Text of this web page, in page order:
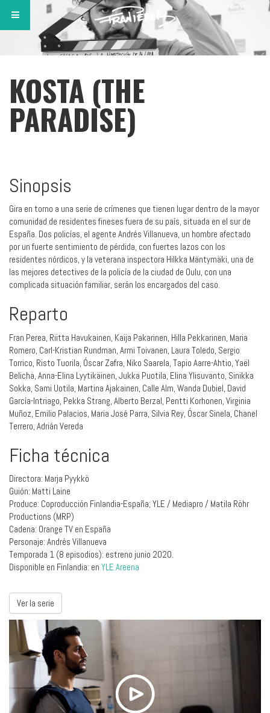
KOSTA (THE
PARADISE)
Sinopsis
Gira en torno a una serie de crímenes que tienen lugar dentro de la mayor
comunidad de residentes fineses fuera de su país, situada en el sur de
España. Dos policías, el agente Andrés Villanueva, un hombre afectado
por un fuerte sentimiento de pérdida, con fuertes lazos con los
residentes nórdicos, y la veterana inspectora Hilkka Mäntymäki, una de
las mejores detectives de la policía de la ciudad de Oulu, con una
complicada situación familiar, serán los encargados del caso.
Reparto
Fran Perea, Riitta Havukainen, Kaija Pakarinen, Hilla Pekkarinen, Maria
Romero, Carl-Kristian Rundman, Armi Toivanen, Laura Toledo, Sergio
Torrico, Risto Tuorila, Óscar Zafra, Niko Saarela, Tapio Aarre-Ahtio, Yaël
Belicha, Anna-Elina Lyytikäinen, Jukka Puotila, Elina Ylisuvanto, Sinikka
Sokka, Sami Uotila, Martina Ajakainen, Calle Alm, Wanda Dubiel, David
García-Intriago, Pekka Strang, Alberto Berzal, Pentti Korhonen, Virginia
Muñoz, Emilio Palacios, Maria José Parra, Silvia Rey, Óscar Sinela, Chanel
Terrero, Adrián Vereda
Ficha técnica
Directora: Marja Pyykkö
Guión: Matti Laine
Produce: Coproducción Finlandia-España; YLE / Mediapro / Matila Röhr
Productions (MRP)
Cadena: Orange TV en España
Personaje: Andrés Villanueva
Temporada 1 (8 episodios): estreno junio 2020.
Disponible en Finlandia: en YLE Areena
Ver la serie